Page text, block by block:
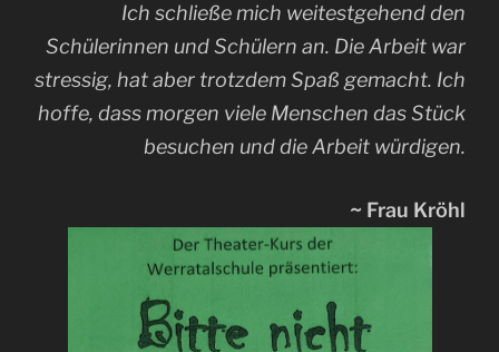
Ich schließe mich weitestgehend den
Schülerinnen und Schülern an. Die Arbeit war
stressig, hat aber trotzdem Spaß gemacht. Ich
hoffe, dass morgen viele Menschen das Stück
besuchen und die Arbeit würdigen.
~ Frau Kröhl